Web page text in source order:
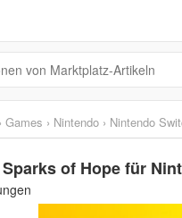
› Games › Nintendo › Nintendo
of Hope für